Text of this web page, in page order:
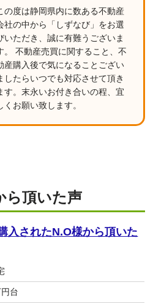
の度は静岡県内に数ある不動産
社の中から「しずなび」をお選
いただき、誠に有難うございま
。 不動産売買に関すること、不
産購入後で気になることござい
したらいつでも対応させて頂き
す。末永いお付き合いの程、宜
くお願い致します。
ら頂いた声
入されたN.O様から頂いた
台